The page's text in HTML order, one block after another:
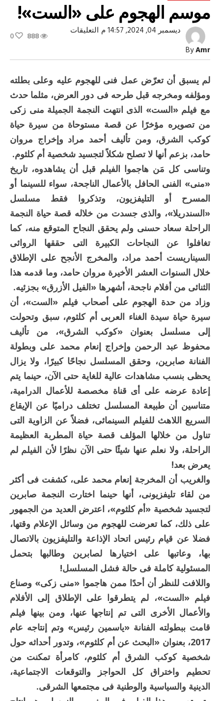
موسم الهجوم على «الست»!
ByAmr
ديسمبر 04, 2024, 14:57 م التعليقاتعلى
«الست»!
888
0
لم يسبق أن تعرّض عمل فنى للهجوم عليه وعلى بطلته
ومؤلفه ومخرجه قبل طرحه فى دور العرض، مثلما حدث
مع فيلم «الست» الذى انتهت النجمة الجميلة منى زكى
من تصويره مؤخرًا عن قصة مستوحاة من سيرة حياة
كوكب الشرق، ومن تأليف أحمد مراد وإخراج مروان
حامد، بزعم أنها لا تصلح شكلاً لتجسيد شخصية أم كلثوم.
وتناسى كل مَن هاجموا الفيلم قبل أن يشاهدوه، تاريخ
«منى» الفنى الحافل بالأعمال الناجحة، سواء للسينما أو
المسرح أو التليفزيون، وتذكروا فقط مسلسل
«السندريلا»، والذى جسدت من خلاله قصة حياة النجمة
الراحلة سعاد حسنى ولم يحقق النجاح المتوقع منه، كما
تغافلوا عن النجاحات الكبيرة التى حققها الروائى
السيناريست أحمد مراد، والمخرج الأنجح على الإطلاق
خلال السنوات العشر الأخيرة مروان حامد، وما قدمه هذا
الثنائى من أفلام ناجحة، أشهرها «الفيل الأزرق» بجزئيه.
وزاد من حدة الهجوم على أصحاب فيلم «الست»، أن
سيرة حياة سيدة الغناء العربى أم كلثوم، سبق وتحولت
إلى مسلسل بعنوان «كوكب الشرق»، من تأليف
محفوظ عبد الرحمن وإخراج إنعام محمد على وبطولة
الفنانة صابرين، وحقق المسلسل نجاحًا كبيرًا، ولا يزال
يحظى بنسب مشاهدات عالية للغاية حتى الآن، حينما يتم
إعادة عرضه على أى قناة مخصصة للأعمال الدرامية،
متناسين أن طبيعة المسلسل تختلف دراميًا عن الإيقاع
السريع اللاهث للفيلم السينمائى، فضلاً عن الزاوية التى
تناول من خلالها المؤلف قصة حياة المطربة العظيمة
الراحلة، ولا نعلم عنها شيئًا حتى الآن نظرًا لأن الفيلم لم
يعرض بعد!
والغريب أن المخرجة إنعام محمد على، كشفت فى أكثر
من لقاء تليفزيونى، أنها حينما اختارت النجمة صابرين
لتجسيد شخصية «أم كلثوم»، اعترض العديد من الجمهور
على ذلك، كما تعرضت للهجوم من وسائل الإعلام وقتها،
فضلا عن قيام رئيس اتحاد الإذاعة والتليفزيون بالاتصال
بها، وعاتبها على اختيارها لصابرين وطالبها بتحمل
المسئولية كاملة فى حالة فشل المسلسل!
واللافت للنظر أن أحدًا ممن هاجموا «منى زكى» وصناع
فيلم «الست»، لم يتطرقوا على الإطلاق إلى الأفلام
والأعمال الأخرى التى تم إنتاجها عنها، ومن بينها فيلم
قامت ببطولته الفنانة «ياسمين رئيس» وتم إنتاجه عام
2017، بعنوان «البحث عن أم كلثوم»، وتدور أحداثه حول
شخصية كوكب الشرق أم كلثوم، كامرأة تمكنت من
تحطيم واختراق كل الحواجز والتوقعات الاجتماعية،
الدينية والسياسية والوطنية فى مجتمعها الشرقى.